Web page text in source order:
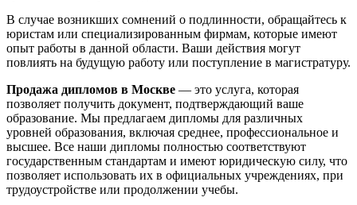
В случае возникших сомнений о подлинности, обращайтесь к
юристам или специализированным фирмам, которые имеют
опыт работы в данной области. Ваши действия могут
повлиять на будущую работу или поступление в магистратуру.
Продажа дипломов в Москве — это услуга, которая
позволяет получить документ, подтверждающий ваше
образование. Мы предлагаем дипломы для различных
уровней образования, включая среднее, профессиональное и
высшее. Все наши дипломы полностью соответствуют
государственным стандартам и имеют юридическую силу, что
позволяет использовать их в официальных учреждениях, при
трудоустройстве или продолжении учебы.